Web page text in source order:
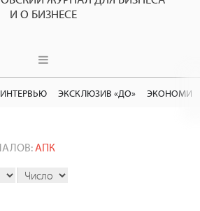
И О БИЗНЕСЕ
ИНТЕРВЬЮ ЭКСКЛЮЗИВ «ДО»
АПК